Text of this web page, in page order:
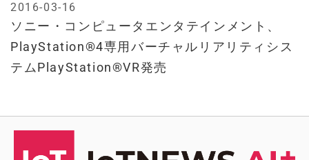
ソニー・コンピュータエンタテインメント、
PlayStation®4専用バーチャルリアリティシス
テムPlayStation®VR発売
2016-03-16